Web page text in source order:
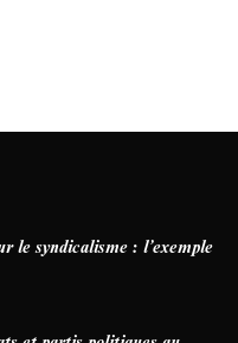
le syndicalisme : l’exemple